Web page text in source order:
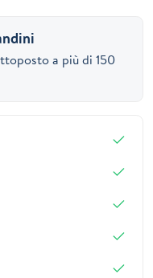
a più di 150